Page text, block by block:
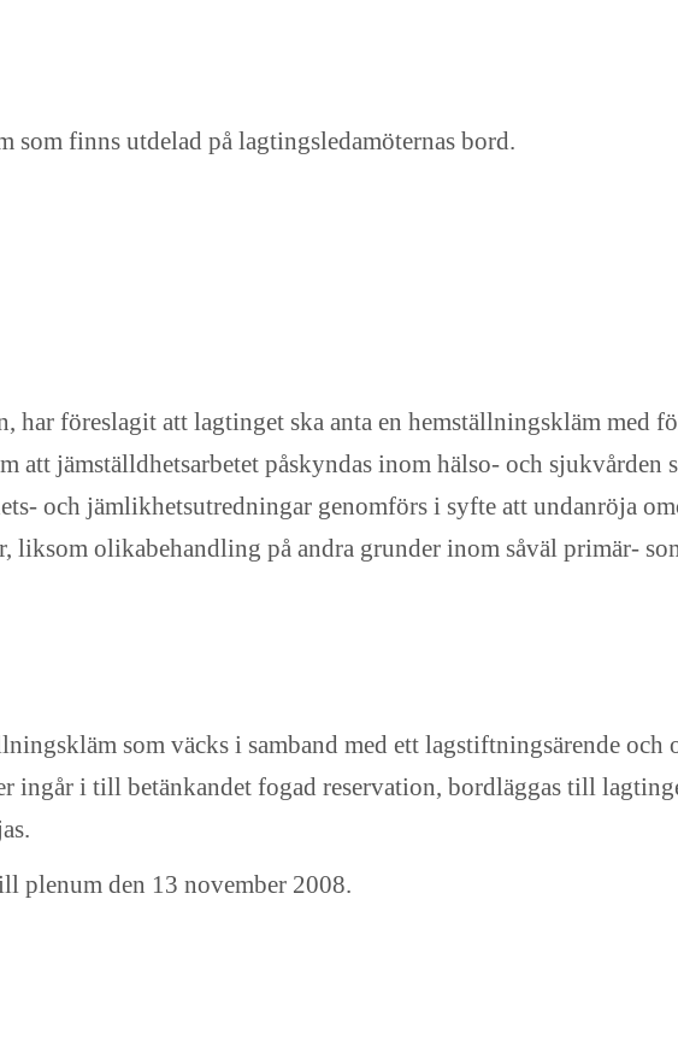
som finns utdelad på lagtingsledamöternas bord.
föreslagit att lagtinget ska anta en hemställningskläm med
att jämställdhetsarbetet påskyndas inom hälso- och sjukvården
och jämlikhetsutredningar genomförs i syfte att undanröja
olikabehandling på andra grunder inom såväl primär-
som väcks i samband med ett lagstiftningsärende och
ingår i till betänkandet fogad reservation, bordläggas till
plenum den 13 november 2008.